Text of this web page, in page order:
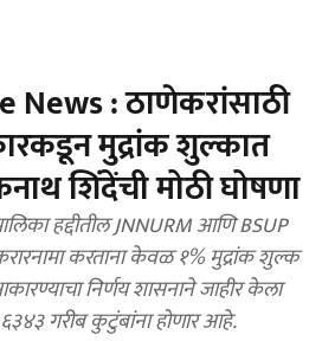
News : ठाणेकरांसाठी
मुद्रांक शुल्कात
शिंदेंची मोठी घोषणा
हद्दीतील JNNURM आणि BSUP
करताना केवळ १% मुद्रांक शुल्क
निर्णय शासनाने जाहीर केला
गरीब कुटुंबांना होणार आहे.